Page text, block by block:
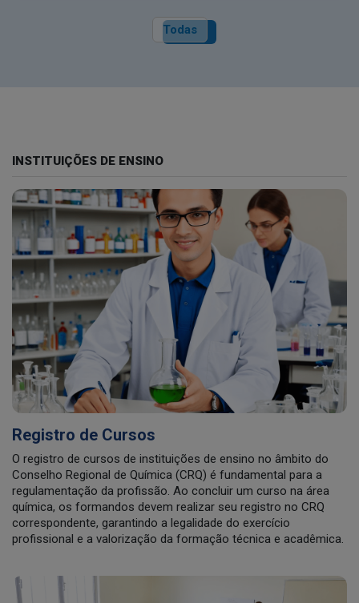
Todas
INSTITUIÇÕES DE ENSINO
Registro de Cursos
O registro de cursos de instituições de ensino no âmbito do
Conselho Regional de Química (CRQ) é fundamental para a
regulamentação da profissão. Ao concluir um curso na área
química, os formandos devem realizar seu registro no CRQ
correspondente, garantindo a legalidade do exercício
profissional e a valorização da formação técnica e acadêmica.